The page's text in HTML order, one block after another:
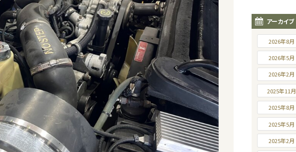
アーカイブ
2026年8月
2026年5月
2026年2月
2025年11月
2025年8月
2025年5月
2025年2月